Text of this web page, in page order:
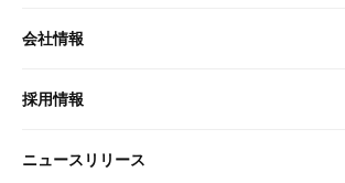
大和総研の強み
先端テクノロジーに基づく新たな価値の創出
政策分析
現在受付中のセミナー・イベント
サステナビリティの取り組み
次世代社会への貢献
会社情報
会社情報 トップ
会社概要・役員一覧
採用情報
採用情報 トップ
ニュースリリース